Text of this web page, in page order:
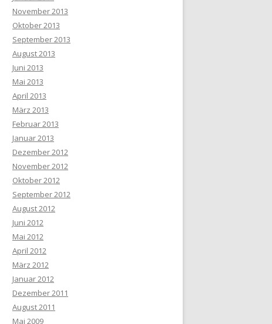
November 2013
Oktober 2013
September 2013
August 2013
Juni 2013
Mai 2013
April 2013
März 2013
Februar 2013
Januar 2013
Dezember 2012
November 2012
Oktober 2012
September 2012
August 2012
Juni 2012
Mai 2012
April 2012
März 2012
Januar 2012
Dezember 2011
August 2011
Mai 2009